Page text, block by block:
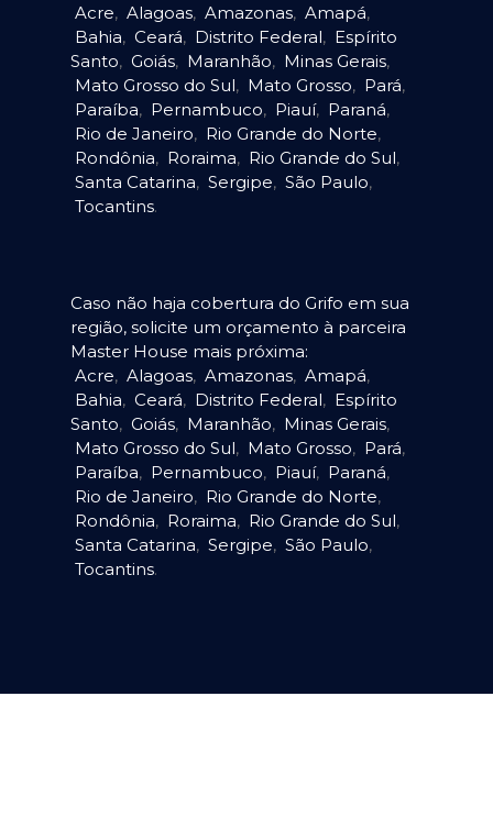
Acre, Alagoas, Amazonas, Amapá,
Bahia, Ceará, Distrito Federal, Espírito
Santo, Goiás, Maranhão, Minas Gerais,
Mato Grosso do Sul, Mato Grosso, Pará,
Paraíba, Pernambuco, Piauí, Paraná,
Rio de Janeiro, Rio Grande do Norte,
Rondônia, Roraima, Rio Grande do Sul,
Santa Catarina, Sergipe, São Paulo,
Tocantins.
Caso não haja cobertura do Grifo em sua
região, solicite um orçamento à parceira
Master House mais próxima:
Acre, Alagoas, Amazonas, Amapá,
Bahia, Ceará, Distrito Federal, Espírito
Santo, Goiás, Maranhão, Minas Gerais,
Mato Grosso do Sul, Mato Grosso, Pará,
Paraíba, Pernambuco, Piauí, Paraná,
Rio de Janeiro, Rio Grande do Norte,
Rondônia, Roraima, Rio Grande do Sul,
Santa Catarina, Sergipe, São Paulo,
Tocantins.